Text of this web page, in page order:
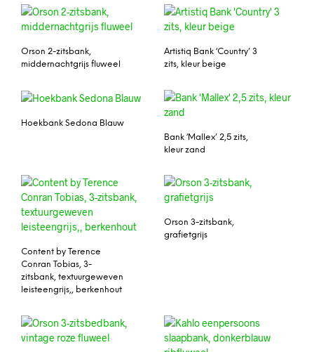
Orson 2-zitsbank,
middernachtgrijs fluweel
Artistiq Bank ‘Country’ 3
zits, kleur beige
Hoekbank Sedona Blauw
Bank ‘Mallex’ 2,5 zits,
kleur zand
Content by Terence
Conran Tobias, 3-
zitsbank, textuurgeweven
leisteengrijs,, berkenhout
Orson 3-zitsbank,
grafietgrijs